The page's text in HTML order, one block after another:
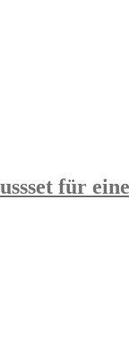
für